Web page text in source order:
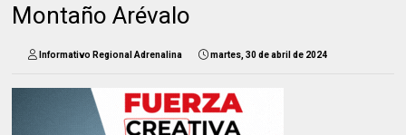
Montaño Arévalo
Informativo Regional Adrenalina martes, 30 de abril de 2024